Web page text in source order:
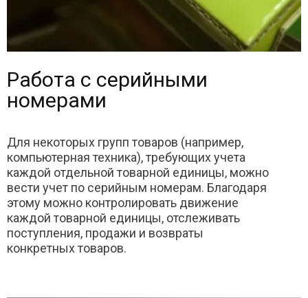
Работа с серийными
номерами
Для некоторых групп товаров (например,
компьютерная техника), требующих учета
каждой отдельной товарной единицы, можно
вести учет по серийным номерам. Благодаря
этому можно контролировать движение
каждой товарной единицы, отслеживать
поступления, продажи и возвраты
конкретных товаров.